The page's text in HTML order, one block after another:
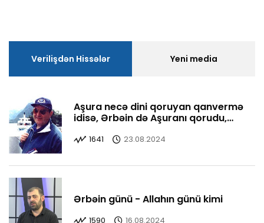
Verilişdən Hissələr Yeni media
Aşura necə dini qoruyan qanvermə
idisə, Ərbəin də Aşuranı qorudu,
1641 23.08.2024
Ərbəin günü - Allahın günü kimi
1590 16.08.2024